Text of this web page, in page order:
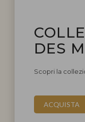
DES
Scopri la
ACQUISTA